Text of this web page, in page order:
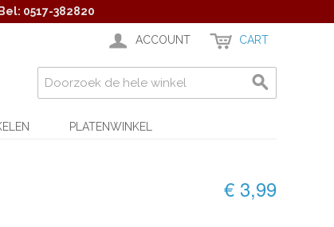
0517-382820
ACCOUNT CART
PLATENWINKEL
€ 3,99